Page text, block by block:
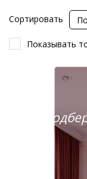
Сортировать
Показывать